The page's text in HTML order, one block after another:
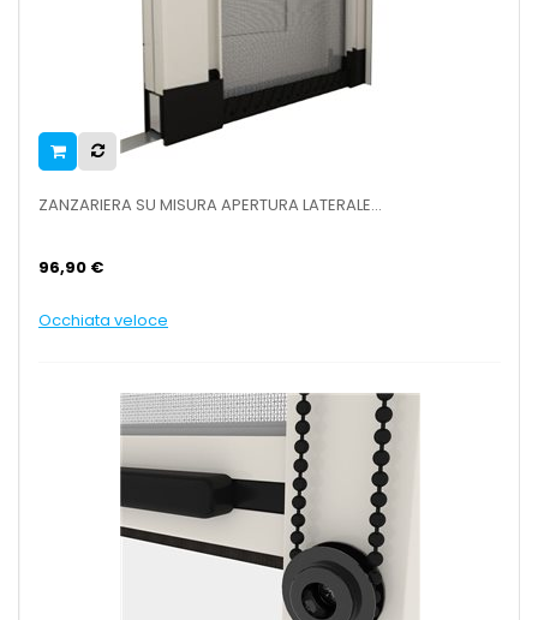
ZANZARIERA SU MISURA APERTURA LATERALE...
96,90 €
Occhiata veloce